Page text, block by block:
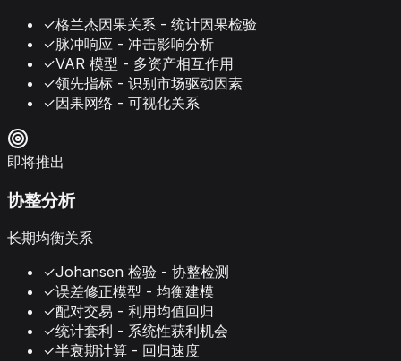
✓格兰杰因果关系 - 统计因果检验
✓脉冲响应 - 冲击影响分析
✓VAR 模型 - 多资产相互作用
✓领先指标 - 识别市场驱动因素
✓因果网络 - 可视化关系
即将推出
协整分析
长期均衡关系
✓Johansen 检验 - 协整检测
✓误差修正模型 - 均衡建模
✓配对交易 - 利用均值回归
✓统计套利 - 系统性获利机会
✓半衰期计算 - 回归速度